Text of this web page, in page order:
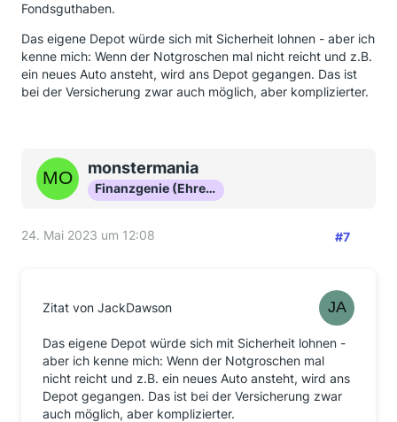
Fondsguthaben.
Das eigene Depot würde sich mit Sicherheit lohnen - aber ich
kenne mich: Wenn der Notgroschen mal nicht reicht und z.B.
ein neues Auto ansteht, wird ans Depot gegangen. Das ist
bei der Versicherung zwar auch möglich, aber komplizierter.
monstermania
Finanzgenie (Ehrenmitglied)
24. Mai 2023 um 12:08 #7
Zitat von JackDawson
Das eigene Depot würde sich mit Sicherheit lohnen -
aber ich kenne mich: Wenn der Notgroschen mal
nicht reicht und z.B. ein neues Auto ansteht, wird ans
Depot gegangen. Das ist bei der Versicherung zwar
auch möglich, aber komplizierter.